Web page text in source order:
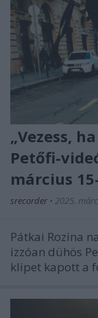
„Vezess,
Petőfi-
március
srecorder • 2025.
Pátkai Rozina
izzóan dühös
klipet kapott a